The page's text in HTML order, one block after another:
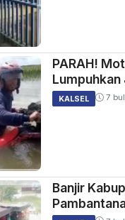
PARAH!
KALSEL 7
Banjir